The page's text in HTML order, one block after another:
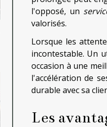
l'opposé, un
valorisés.
Lorsque les
incontestable. Un
occasion à une
l'accélération de
durable avec sa
Les